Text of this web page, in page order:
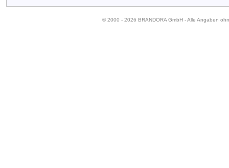
© 2000 - 2026 BRANDORA GmbH - Alle Angaben